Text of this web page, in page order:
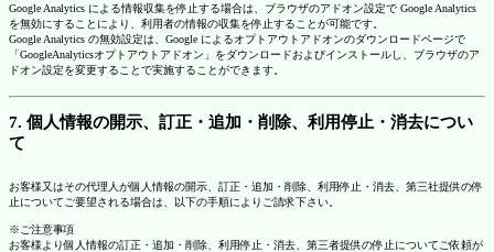
Google Analytics による情報収集を停止する場合は、ブラウザのアドオン設定で Google Analytics
を無効にすることにより、利用者の情報の収集を停止することが可能です。
Google Analytics の無効設定は、Google によるオプトアウトアドオンのダウンロードページで
「GoogleAnalyticsオプトアウトアドオン」をダウンロードおよびインストールし、ブラウザのア
ドオン設定を変更することで実施することができます。
7. 個人情報の開示、訂正・追加・削除、利用停止・消去につい
て
お客様又はその代理人が個人情報の開示、訂正・追加・削除、利用停止・消去、第三社提供の停
止についてご要望される場合は、以下の手順によりご請求下さい。
※ご注意事項
お客様より個人情報の訂正・追加・削除、利用停止・消去、第三者提供の停止についてご依頼が